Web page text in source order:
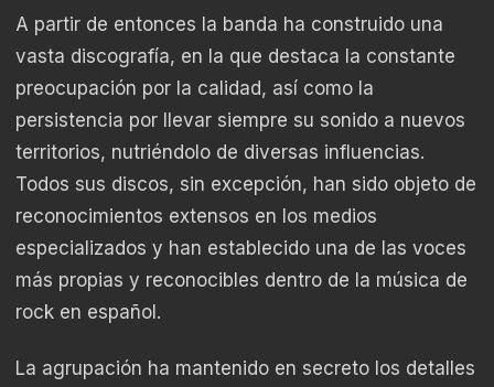
A partir de entonces la banda ha construido una
vasta discografía, en la que destaca la constante
preocupación por la calidad, así como la
persistencia por llevar siempre su sonido a nuevos
territorios, nutriéndolo de diversas influencias.
Todos sus discos, sin excepción, han sido objeto de
reconocimientos extensos en los medios
especializados y han establecido una de las voces
más propias y reconocibles dentro de la música de
rock en español.
La agrupación ha mantenido en secreto los detalles